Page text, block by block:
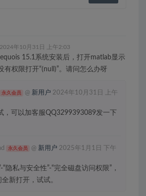
2024年10月31日 上午2:03
15.1系统安装后，打开matlab显示
有权限打开“(null)”。请问怎么办呀
永久会员 @ 新用户 2024年10月31日 上午
，可以加客服QQ3299393089发一下
永久会员 @ 新用户 2025年1月1日 下午
“隐私与安全性”-“完全磁盘访问权限”，
新打开，试试。